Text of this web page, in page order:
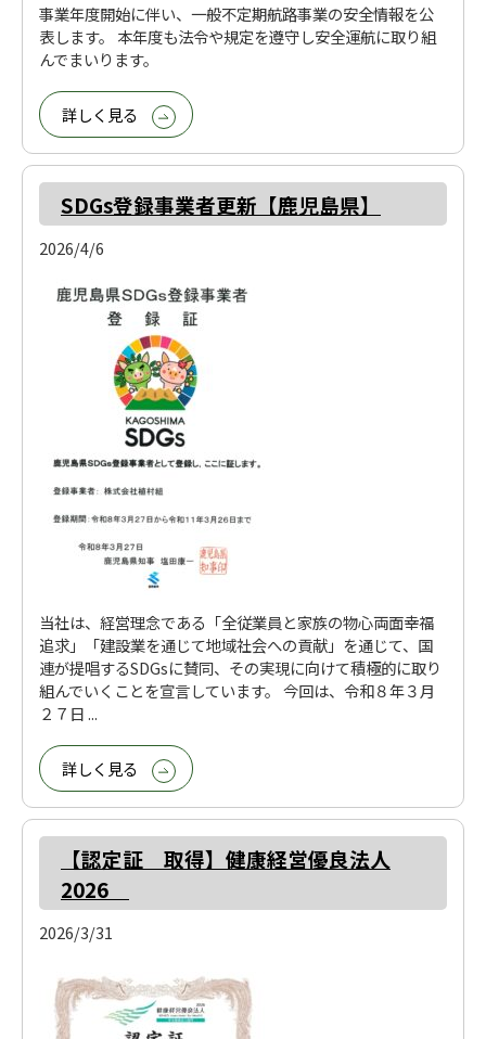
事業年度開始に伴い、一般不定期航路事業の安全情報を公
表します。 本年度も法令や規定を遵守し安全運航に取り組
んでまいります。
詳しく見る
SDGs登録事業者更新【鹿児島県】
2026/4/6
当社は、経営理念である「全従業員と家族の物心両面幸福
追求」「建設業を通じて地域社会への貢献」を通じて、国
連が提唱するSDGsに賛同、その実現に向けて積極的に取り
組んでいくことを宣言しています。 今回は、令和８年３月
２７日 ...
詳しく見る
【認定証 取得】健康経営優良法人
2026
2026/3/31